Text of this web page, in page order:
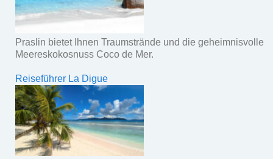
Praslin bietet Ihnen Traumstrände und die geheimnisvolle
Meereskokosnuss Coco de Mer.
Reiseführer La Digue